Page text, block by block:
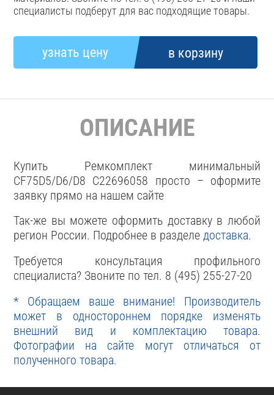
специалисты подберут для вас подходящие товары.
ОПИСАНИЕ
Купить Ремкомплект минимальный
CF75D5/D6/D8 С22696058 просто – оформите
заявку прямо на нашем сайте
Так-же вы можете оформить доставку в любой
регион России. Подробнее в разделедоставка.
Требуется консультация профильного
специалиста? Звоните по тел. 8 (495) 255-27-20
* Обращаем ваше внимание! Производитель
может в одностороннем порядке изменять
внешний вид и комплектацию товара.
Фотографии на сайте могут отличаться от
полученного товара.